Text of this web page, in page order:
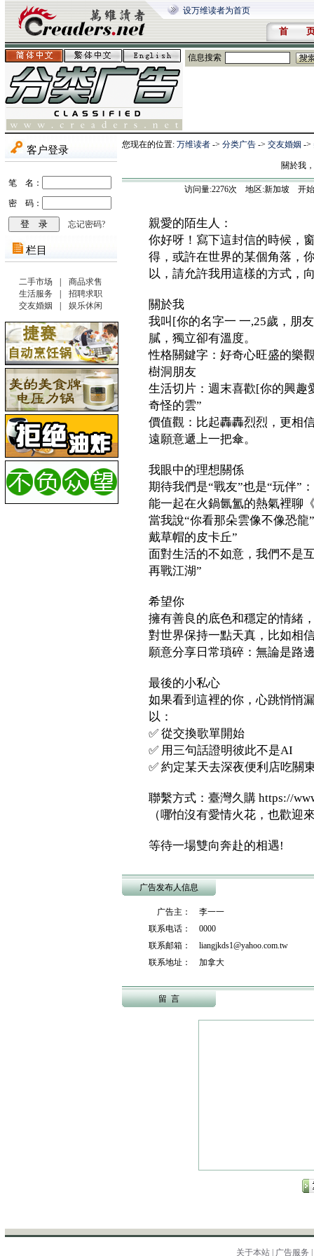
设万维读者为首页
首
信息搜索
您现在的位置: 万维读者 -> 分类广告 -> 交友婚姻 ->
關於我
访问量:2276次 地区:新加坡 开始
親愛的陌生人：
你好呀！寫下這封信的時候，
得，或許在世界的某個角落，
以，請允許我用這樣的方式，
關於我
我叫[你的名字一 一,25歲，朋
膩，獨立卻有溫度。
性格關鍵字：好奇心旺盛的樂
樹洞朋友
生活切片：週末喜歡[你的興趣
奇怪的雲”
價值觀：比起轟轟烈烈，更相
遠願意遞上一把傘。
我眼中的理想關係
期待我們是“戰友”也是“玩伴”：
能一起在火鍋氤氳的熱氣裡聊
當我說“你看那朵雲像不像恐
戴草帽的皮卡丘”
面對生活的不如意，我們不是
再戰江湖”
希望你
擁有善良的底色和穩定的情緒
對世界保持一點天真，比如相
願意分享日常瑣碎：無論是路
最後的小私心
如果看到這裡的你，心跳悄悄
以：
✅ 從交換歌單開始
✅ 用三句話證明彼此不是AI
✅ 約定某天去深夜便利店吃關
聯繫方式：臺灣久購 https://
（哪怕沒有愛情火花，也歡迎
等待一場雙向奔赴的相遇!
广告发布人信息
广告主： 李一一
联系电话： 0000
联系邮箱： liangjkds1@yahoo.com.tw
联系地址： 加拿大
留 言
关于本站 广告服务